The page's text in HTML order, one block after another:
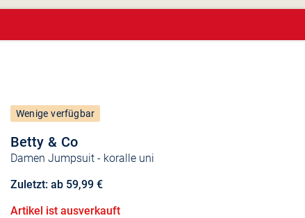
Betty & Co
Damen Jumpsuit- koralle uni
Wenige verfügbar
Zuletzt: ab 59,99 €
Artikel ist ausverkauft